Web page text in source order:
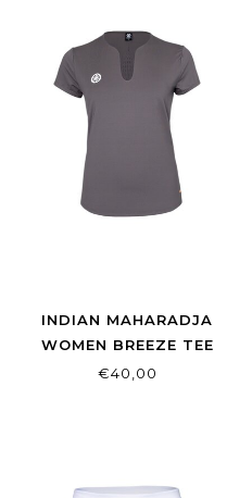
INDIAN MAHARADJA
WOMEN BREEZE TEE
WALNUT
€40,00